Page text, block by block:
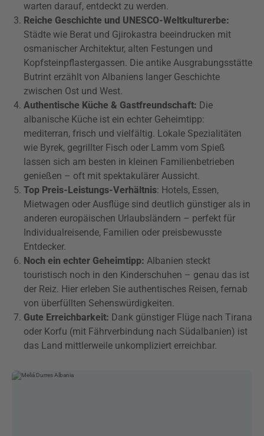
warten darauf, entdeckt zu werden.
Reiche Geschichte und UNESCO-Weltkulturerbe:
Städte wie Berat und Gjirokastra beeindrucken mit
osmanischer Architektur, alten Festungen und
Kopfsteinpflastergassen. Die antike Ausgrabungsstätte
Butrint erzählt von Albaniens langer Geschichte
zwischen Ost und West.
Authentische Küche & Gastfreundschaft: Die
albanische Küche ist ein echter Geheimtipp:
mediterran, frisch und vielfältig. Lokale Spezialitäten
wie Byrek, gegrillter Fisch oder Lamm vom Spieß
lassen sich am besten in kleinen Familienbetrieben
genießen – oft mit spektakulärer Aussicht.
Top Preis-Leistungs-Verhältnis: Hotels, Essen,
Mietwagen oder Ausflüge sind deutlich günstiger als in
anderen europäischen Urlaubsländern – perfekt für
Individualreisende, Familien oder preisbewusste
Entdecker.
Noch ein echter Geheimtipp: Albanien steckt
touristisch noch in den Kinderschuhen – genau das ist
der Reiz. Hier erleben Sie authentisches Reisen, fernab
von überfüllten Sehenswürdigkeiten.
Gute Erreichbarkeit: Dank günstiger Flüge nach Tirana
oder Korfu (mit Fährverbindung nach Südalbanien) ist
das Land mittlerweile unkompliziert erreichbar.